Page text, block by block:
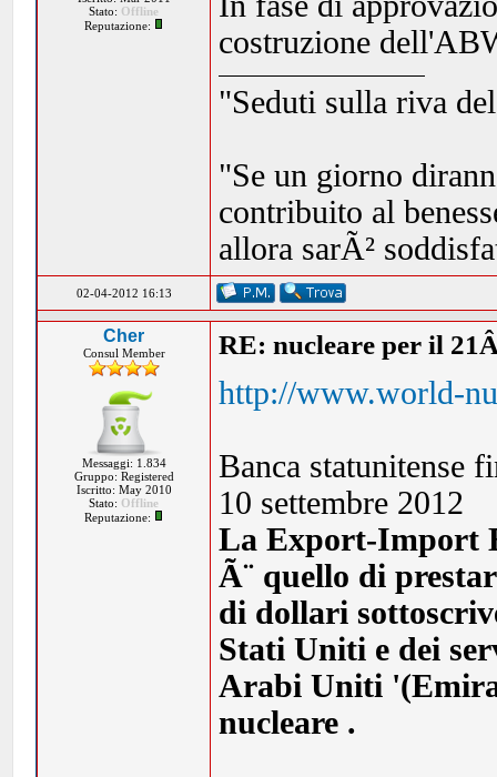
Stato: Offline
Reputazione:
costruzione
"Seduti sulla riva
"Se un giorno
contribuito al
allora sarÃ²
02-04-2012 16:13
Cher
Consul Member
Messaggi: 1.834
Gruppo: Registered
Iscritto: May 2010
Stato: Offline
Reputazione:
RE: nucleare per il
http://www.world-
Banca statunitense
10 settembre 2012
La Export-Import
Ã¨ quello di
di dollari
Stati Uniti e dei
Arabi Uniti
nucleare .